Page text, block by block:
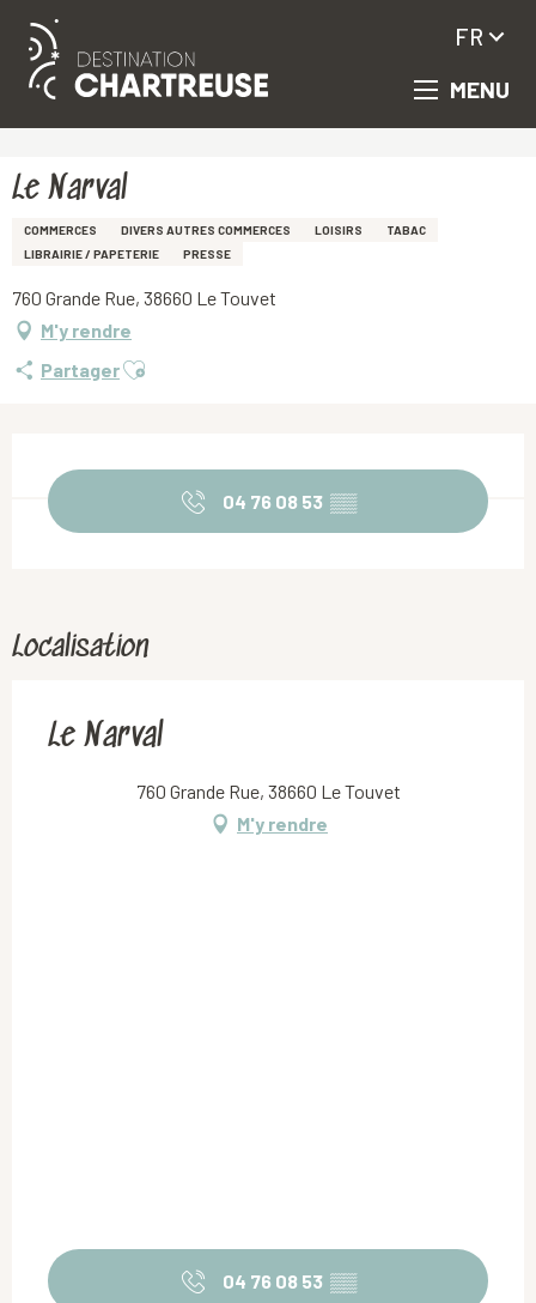
Aller
principal
MENU
FR
Le Narval
COMMERCES DIVERS AUTRES COMMERCES LOISIRS
TABAC
LIBRAIRIE / PAPETERIE
PRESSE
760 Grande Rue, 38660 Le Touvet
M'y rendre
PartagerAjouter aux favoris
04 76 08 53 ▒▒
Localisation
Le Narval
760 Grande Rue, 38660 Le Touvet
M'y rendre
04 76 08 53 ▒▒